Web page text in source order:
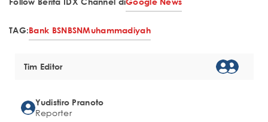
TAG:Bank BSNBSNMuhammadiyah
Tim Editor
Yudistiro Pranoto
Reporter